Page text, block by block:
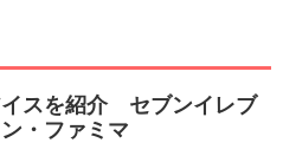
イスを紹介 セブンイレブ
ン・ファミマ